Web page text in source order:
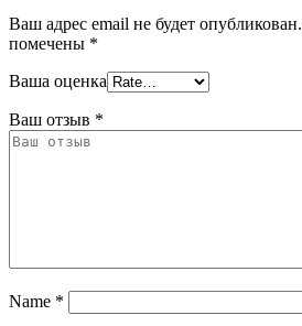
Ваш адрес email не будет опубликован.
помечены *
Ваша оценка
Ваш отзыв *
Name *